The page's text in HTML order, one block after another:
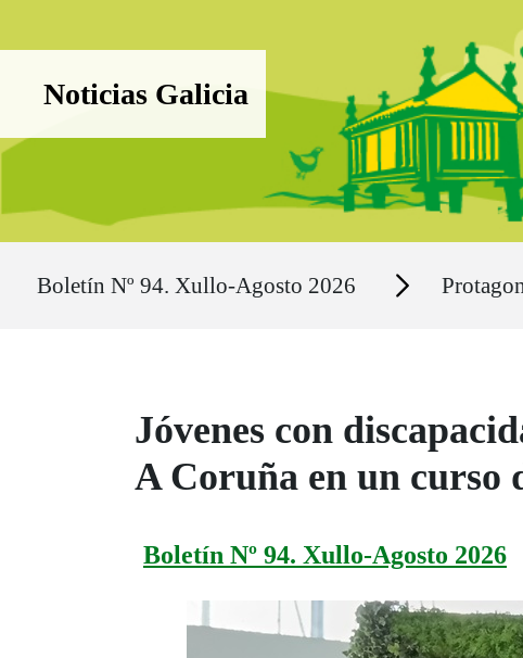
Boletín Noticias Galicia
Noticias Galicia
Boletín Nº 94. Xullo-Agosto 2026 Secciones
Jóvenes con
A Coruña en un curso
Boletín Nº 94. Xullo-Agosto 2026